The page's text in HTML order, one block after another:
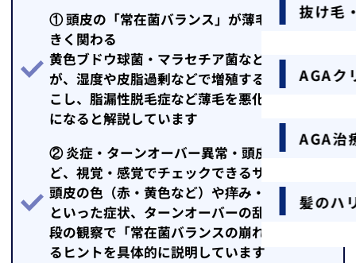
抜け毛
AGAク
AGA治
髪のハ
① 頭皮の「常在菌バランス」が薄毛進行に大
きく関わる
黄色ブドウ球菌・マラセチア菌などの常在菌
が、湿度や皮脂過剰などで増殖すると炎症を起
こし、脂漏性脱毛症など薄毛を悪化させる原因
になると解説しています
② 炎症・ターンオーバー異常・頭皮の赤みな
ど、視覚・感覚でチェックできるサインがある
頭皮の色（赤・黄色など）や痒み・発疹・フケ
といった症状、ターンオーバーの乱れなど、普
段の観察で「常在菌バランスの崩れ」を見つけ
るヒントを具体的に説明しています